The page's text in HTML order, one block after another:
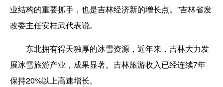
业结构的重要抓手，也是吉林经济新的增长点。”吉林省发
改委主任安桂武代表说。
东北拥有得天独厚的冰雪资源，近年来，吉林大力发
展冰雪旅游产业，成果显著。吉林旅游收入已经连续7年
保持20%以上高速增长。